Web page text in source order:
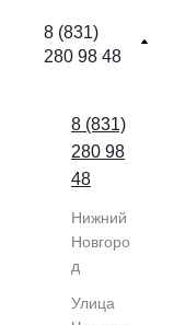
8 (831)
280 98 48
8 (831)
280 98
48
Нижний
Новгоро
д
Улица